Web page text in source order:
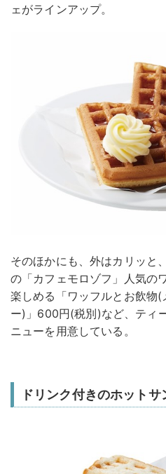
ェがラインアップ。
そのほかにも、外はカリッと
の「カフェモロゾフ」人気の
楽しめる「ワッフルとお飲物
ー)」600円(税別)など、ティ
ニューを用意している。
ドリンク付きのホットサ